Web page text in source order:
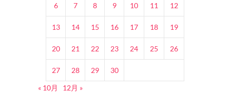
6 7 8 9 10 11 12
13 14 15 16 17 18 19
20 21 22 23 24 25 26
27 28 29
30
« 10月
12月 »